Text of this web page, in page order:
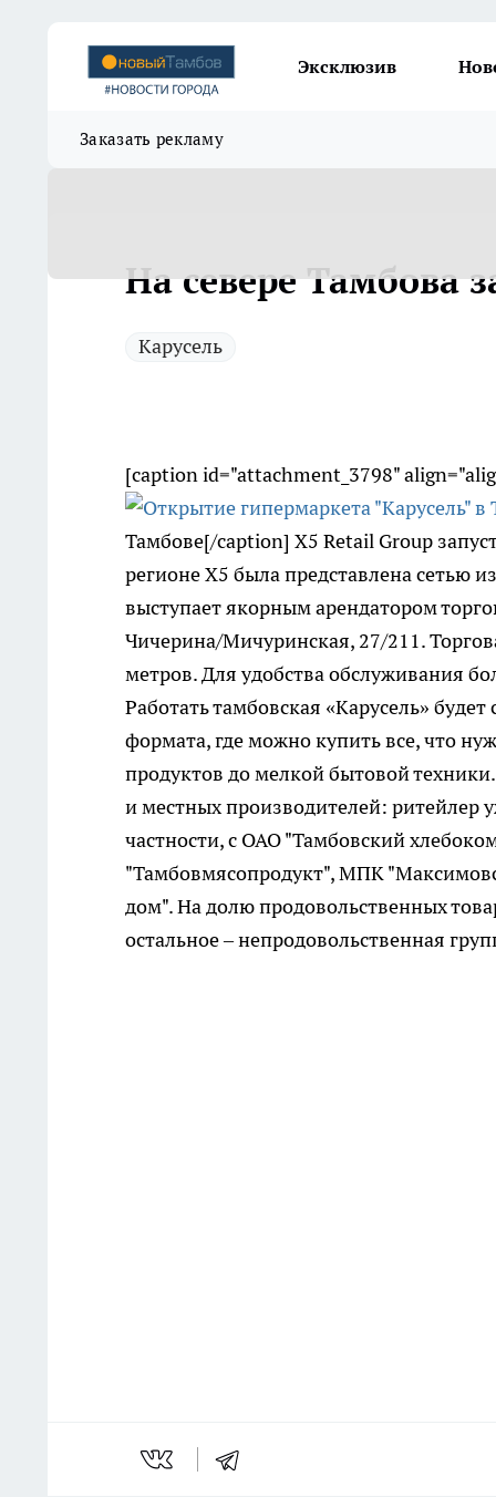
Эксклюзив
Заказать рекламу
На севере Тамбова
Карусель
[caption id="attachment_3798"
Тамбове[/caption] X5 Retail Group
регионе X5 была представлена сетью
выступает якорным арендатором
Чичерина/Мичуринская, 27/211.
метров. Для удобства обслуживания
Работать тамбовская «Карусель»
формата, где можно купить все, что
продуктов до мелкой бытовой
и местных производителей: ритейлер
частности, с ОАО "Тамбовский
"Тамбовмясопродукт", МПК
дом". На долю продовольственных
остальное – непродовольственная